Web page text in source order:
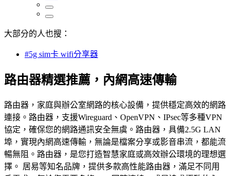
大部分的人也搜：
#5g sim卡 wifi分享器
路由器精選推薦，內網高速傳輸
路由器，家庭與辦公室網路的核心設備，提供穩定高效的網路
連接。路由器，支援Wireguard、OpenVPN、IPsec等多種VPN
協定，確保您的網路通訊安全無虞。路由器，具備2.5G LAN
埠，實現內網高速傳輸，無論是檔案分享或影音串流，都能流
暢無阻。路由器，是您打造智慧家庭或高效辦公環境的理想選
擇。 居易等知名品牌，提供多款高性能路由器，滿足不同用